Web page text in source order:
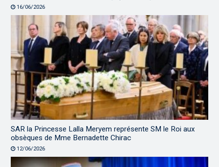
16/06/2026
SAR la Princesse Lalla Meryem représente SM le Roi aux
obsèques de Mme Bernadette Chirac
12/06/2026